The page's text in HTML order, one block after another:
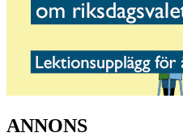
ANNONS